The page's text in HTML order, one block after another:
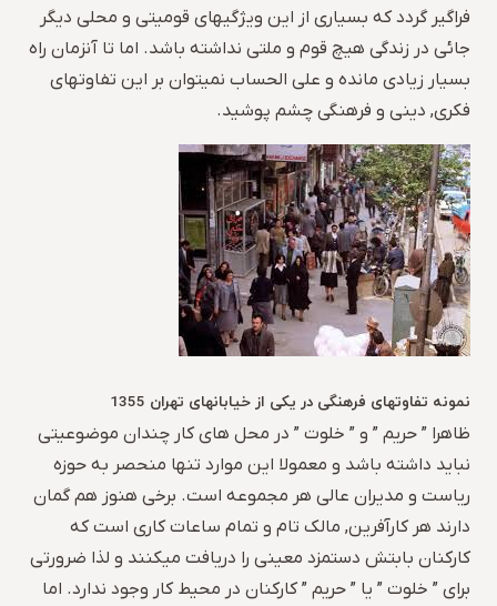
فراگیر گردد که بسیاری از این ویژگیهای قومیتی و محلی دیگر
جائی در زندگی هیچ قوم و ملتی نداشته باشد. اما تا آنزمان راه
بسیار زیادی مانده و علی الحساب نمیتوان بر این تفاوتهای
فکری, دینی و فرهنگی چشم پوشید.
نمونه تفاوتهای فرهنگی در یکی از خیابانهای تهران 1355
ظاهرا ” حریم ” و ” خلوت ” در محل های کار چندان موضوعیتی
نباید داشته باشد و معمولا این موارد تنها منحصر به حوزه
ریاست و مدیران عالی هر مجموعه است. برخی هنوز هم گمان
دارند هر کارآفرین, مالک تام و تمام ساعات کاری است که
کارکنان بابتش دستمزد معینی را دریافت میکنند و لذا ضرورتی
برای ” خلوت ” یا ” حریم ” کارکنان در محیط کار وجود ندارد. اما